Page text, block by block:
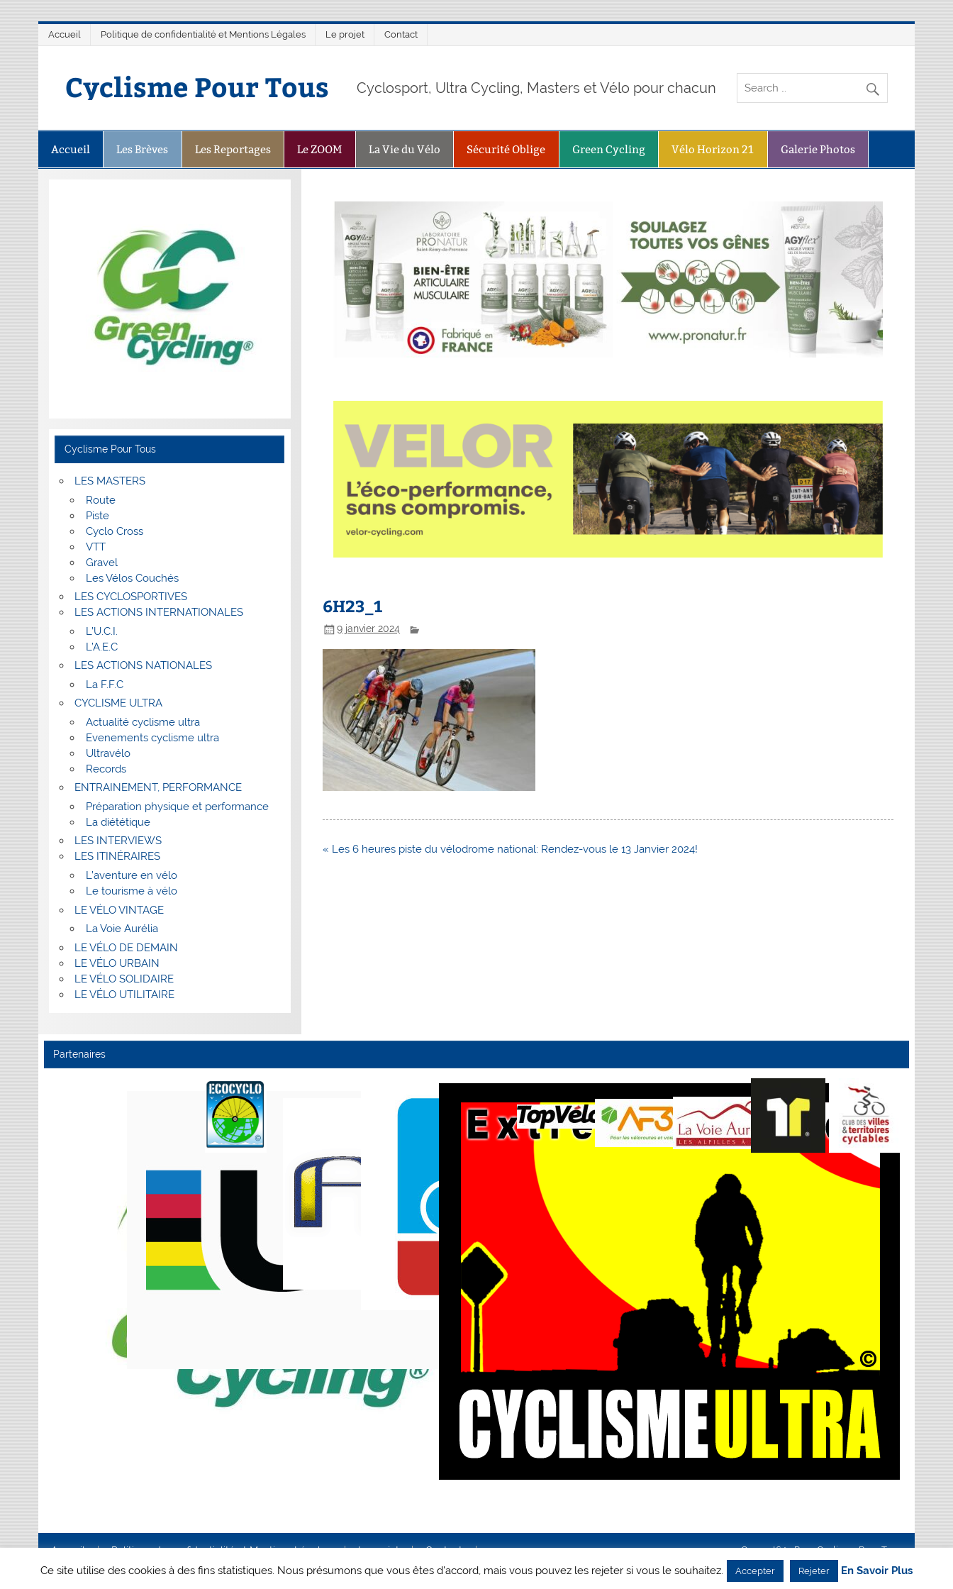
Accueil Politique de confidentialité et Mentions Légales Le projet Contact
Cyclisme Pour Tous Cyclosport, Ultra Cycling, Masters et Vélo pour chacun
Accueil Les Brèves Les Reportages Le ZOOM La Vie du Vélo Sécurité Oblige Green Cycling Vélo Horizon 21 Galerie Photos
6H23_1
9 janvier 2024
Navigation
« Les 6 heures piste du vélodrome national: Rendez-vous le 13 Janvier 2024!
Cyclisme Pour Tous
LES MASTERS
Route
Piste
Cyclo Cross
VTT
Gravel
Les Vélos Couchés
LES CYCLOSPORTIVES
LES ACTIONS INTERNATIONALES
L’U.C.I.
L’A.E.C
LES ACTIONS NATIONALES
La F.F.C
CYCLISME ULTRA
Actualité cyclisme ultra
Evenements cyclisme ultra
Ultravélo
Records
ENTRAINEMENT, PERFORMANCE
Préparation physique et performance
La diététique
LES INTERVIEWS
LES ITINÉRAIRES
L’aventure en vélo
Le tourisme à vélo
LE VÉLO VINTAGE
La Voie Aurélia
LE VÉLO DE DEMAIN
LE VÉLO URBAIN
LE VÉLO SOLIDAIRE
LE VÉLO UTILITAIRE
Partenaires
Accueil Politique de confidentialité et Mentions Légales Le projet Contact Creanet64- Pour Cyclisme Pour Tous
Ce site utilise des cookies à des fins statistiques. Nous présumons que vous êtes d'accord, mais vous pouvez les rejeter si vous le souhaitez. Accepter Rejeter En Savoir Plus